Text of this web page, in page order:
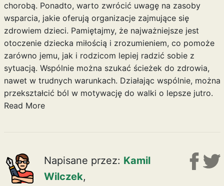
chorobą. Ponadto, warto zwrócić uwagę na zasoby
wsparcia, jakie oferują organizacje zajmujące się
zdrowiem dzieci. Pamiętajmy, że najważniejsze jest
otoczenie dziecka miłością i zrozumieniem, co pomoże
zarówno jemu, jak i rodzicom lepiej radzić sobie z
sytuacją. Wspólnie można szukać ścieżek do zdrowia,
nawet w trudnych warunkach. Działając wspólnie, można
przekształcić ból w motywację do walki o lepsze jutro.
Read More
Napisane przez: Kamil
Wilczek,